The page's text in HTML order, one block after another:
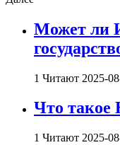
Может ли
1 Читают 2025-
Что такое
1 Читают 2025-